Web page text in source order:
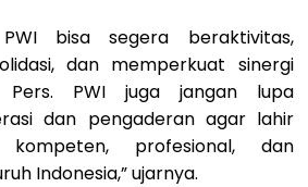
bisa segera beraktivitas,
dan memperkuat sinergi
Pers. PWI juga jangan lupa
dan pengaderan agar lahir
profesional, dan
Indonesia,” ujarnya.